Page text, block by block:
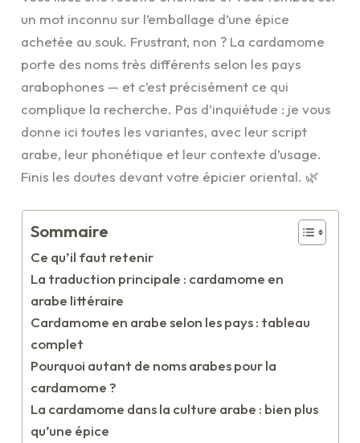
un mot inconnu sur l’emballage d’une épice
achetée au souk. Frustrant, non ? La cardamome
porte des noms très différents selon les pays
arabophones — et c’est précisément ce qui
complique la recherche. Pas d’inquiétude : je vous
donne ici toutes les variantes, avec leur script
arabe, leur phonétique et leur contexte d’usage.
Finis les doutes devant votre épicier oriental. 🌿
Sommaire
Ce qu’il faut retenir
La traduction principale : cardamome en
arabe littéraire
Cardamome en arabe selon les pays : tableau
complet
Pourquoi autant de noms arabes pour la
cardamome ?
La cardamome dans la culture arabe : bien plus
qu’une épice